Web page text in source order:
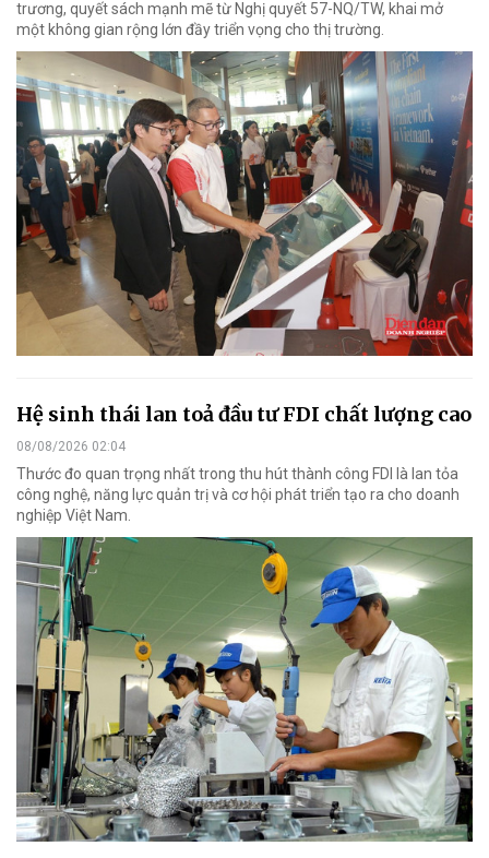
trương, quyết sách mạnh mẽ từ Nghị quyết 57-NQ/TW, khai mở
một không gian rộng lớn đầy triển vọng cho thị trường.
Hệ sinh thái lan toả đầu tư FDI chất lượng cao
08/08/2026 02:04
Thước đo quan trọng nhất trong thu hút thành công FDI là lan tỏa
công nghệ, năng lực quản trị và cơ hội phát triển tạo ra cho doanh
nghiệp Việt Nam.